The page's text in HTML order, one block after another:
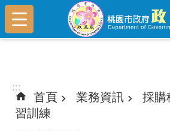
跳到主要內容區塊
:::
:::
首頁 業務資訊 採購
習訓練